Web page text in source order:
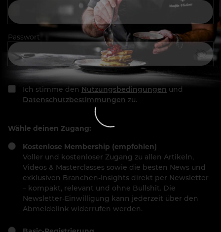
Passwort
Ich stimme den Nutzungsbedingungen und
Datenschutzbestimmungen zu.
Wähle deinen Zugang:
Kostenlose Membership (empfohlen)
Voller und kostenloser Zugang zu allen Artikeln,
Videos & Masterclasses sowie die besten News und
exklusiven Branchen-Insights direkt per Newsletter
– kompakt, relevant und ohne Bullshit. Die
Newsletter-Einwilligung kann jederzeit über den
Abmeldelink widerrufen werden.